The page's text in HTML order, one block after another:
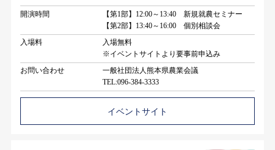
開演時間
【第1部】12:00～13:40 新規就農セミナー
【第2部】13:40～16:00 個別相談会
入場料
入場無料
※イベントサイトより要事前申込み
お問い合わせ
一般社団法人熊本県農業会議
TEL:096-384-3333
イベントサイト